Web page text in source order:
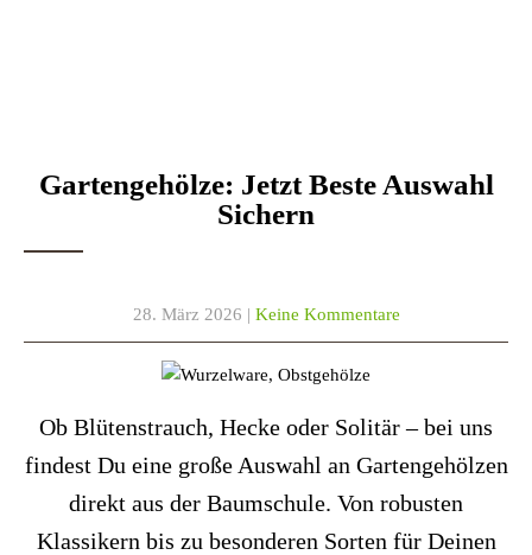
Gartengehölze: Jetzt Beste Auswahl
Sichern
28. März 2026 | Keine Kommentare
Ob Blütenstrauch, Hecke oder Solitär – bei uns
findest Du eine große Auswahl an Gartengehölzen
direkt aus der Baumschule. Von robusten
Klassikern bis zu besonderen Sorten für Deinen